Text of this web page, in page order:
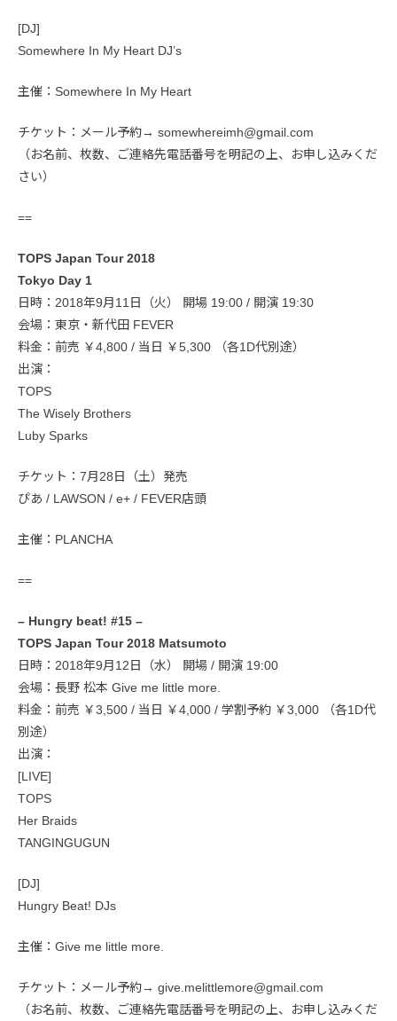
[DJ]
Somewhere In My Heart DJ’s
主催：Somewhere In My Heart
チケット：メール予約→ somewhereimh@gmail.com
（お名前、枚数、ご連絡先電話番号を明記の上、お申し込みくだ
さい）
==
TOPS Japan Tour 2018
Tokyo Day 1
日時：2018年9月11日（火） 開場 19:00 / 開演 19:30
会場：東京・新代田 FEVER
料金：前売 ￥4,800 / 当日 ￥5,300 （各1D代別途）
出演：
TOPS
The Wisely Brothers
Luby Sparks
チケット：7月28日（土）発売
ぴあ / LAWSON / e+ / FEVER店頭
主催：PLANCHA
==
– Hungry beat! #15 –
TOPS Japan Tour 2018 Matsumoto
日時：2018年9月12日（水） 開場 / 開演 19:00
会場：長野 松本 Give me little more.
料金：前売 ￥3,500 / 当日 ￥4,000 / 学割予約 ￥3,000 （各1D代
別途）
出演：
[LIVE]
TOPS
Her Braids
TANGINGUGUN
[DJ]
Hungry Beat! DJs
主催：Give me little more.
チケット：メール予約→ give.melittlemore@gmail.com
（お名前、枚数、ご連絡先電話番号を明記の上、お申し込みくだ